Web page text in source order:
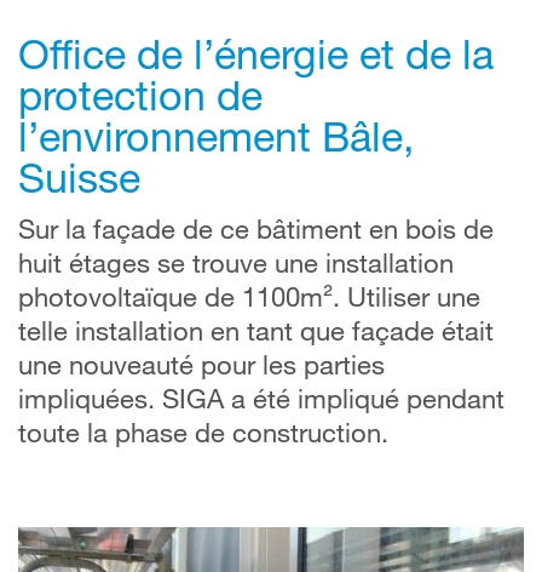
Office de l’énergie et de la
protection de
l’environnement Bâle,
Suisse
Sur la façade de ce bâtiment en bois de
huit étages se trouve une installation
photovoltaïque de 1100m². Utiliser une
telle installation en tant que façade était
une nouveauté pour les parties
impliquées. SIGA a été impliqué pendant
toute la phase de construction.